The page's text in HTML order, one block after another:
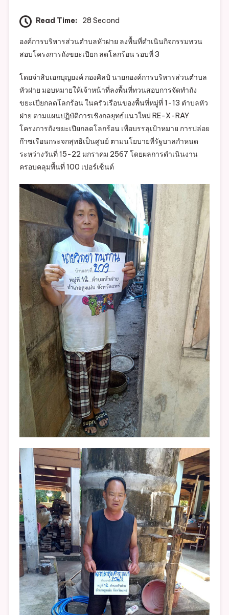
ถัง
เปียก
ลด
ร้อน
รอบ
ที่
3
(RE-
X-
RAY)
หมู่
ที่
12
ตำบล
หัว
ฝาย
Read Time: 28 Second
องค์การบริหารส่วนตำบลหัวฝาย ลงพื้นที่ดำเนินกิจกรรมทวน
สอบโครงการถังขยะเปียก ลดโลกร้อน รอบที่ 3
โดยจ่าสิบเอกบุญยงค์ กองศิลป์ นายกองค์การบริหารส่วนตำบล
หัวฝาย มอบหมายให้เจ้าหน้าที่ลงพื้นที่ทวนสอบการจัดทำถัง
ขยะเปียกลดโลกร้อน ในครัวเรือนของพื้นที่หมู่ที่ 1-13 ตำบลหัว
ฝาย ตามแผนปฏิบัติการเชิงกลยุทธ์แนวใหม่ RE-X-RAY
โครงการถังขยะเปียกลดโลกร้อน เพื่อบรรลุเป้าหมาย การปล่อย
ก๊าซเรือนกระจกสุทธิเป็นศูนย์ ตามนโยบายที่รัฐบาลกำหนด
ระหว่างวันที่ 15-22 มกราคม 2567 โดยผลการดำเนินงาน
ครอบคลุมพื้นที่ 100 เปอร์เซ็นต์